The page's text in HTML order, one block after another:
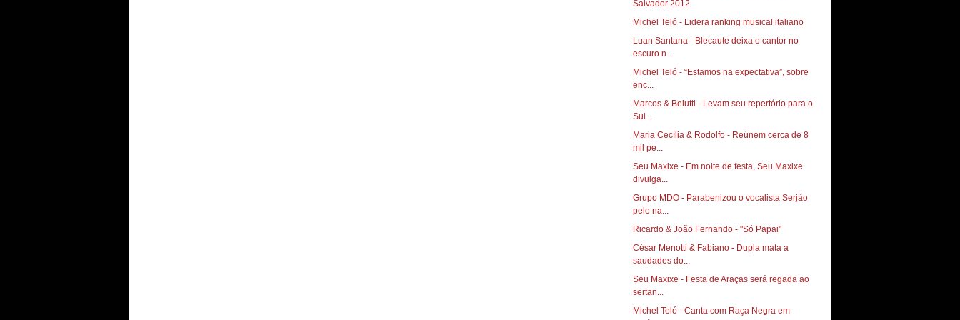
Salvador 2012
Michel Teló - Lidera ranking musical italiano
Luan Santana - Blecaute deixa o cantor no
escuro n...
Michel Teló - “Estamos na expectativa”, sobre
enc...
Marcos & Belutti - Levam seu repertório para o
Sul...
Maria Cecília & Rodolfo - Reúnem cerca de 8
mil pe...
Seu Maxixe - Em noite de festa, Seu Maxixe
divulga...
Grupo MDO - Parabenizou o vocalista Serjão
pelo na...
Ricardo & João Fernando - "Só Papai"
César Menotti & Fabiano - Dupla mata a
saudades do...
Seu Maxixe - Festa de Araças será regada ao
sertan...
Michel Teló - Canta com Raça Negra em